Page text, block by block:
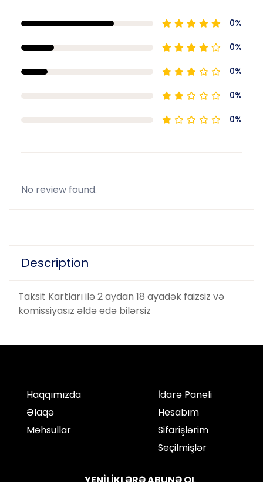
0%
0%
0%
0%
0%
No review found.
Description
Taksit Kartları ilə 2 aydan 18 ayadək faizsiz və
komissiyasız əldə edə bilərsiz
Haqqımızda
Əlaqə
Məhsullar
İdarə Paneli
Hesabım
Sifarişlərim
Seçilmişlər